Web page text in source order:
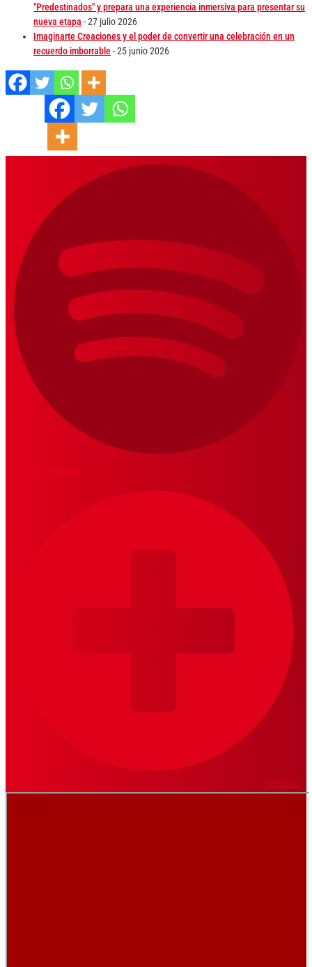
"Predestinados" y prepara una experiencia inmersiva para presentar su
nueva etapa - 27 julio 2026
Imaginarte Creaciones y el poder de convertir una celebración en un
recuerdo imborrable- 25 junio 2026
VER MÁS